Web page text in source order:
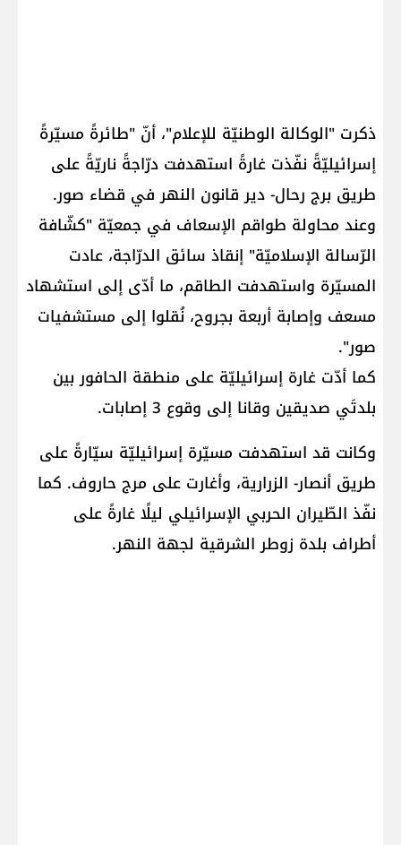
ذكرت "الوكالة الوطنيّة للإعلام"، أنّ "طائرةً مسيّرةً
إسرائيليّةً نفّذت غارةً استهدفت درّاجةً ناريّةً على
طريق برج رحال- دير قانون النهر في قضاء صور.
وعند محاولة طواقم الإسعاف في جمعيّة "كشّافة
الرّسالة الإسلاميّة" إنقاذ سائق الدرّاجة، عادت
المسيّرة واستهدفت الطاقم، ما أدّى إلى استشهاد
مسعف وإصابة أربعة بجروح، نُقلوا إلى مستشفيات
صور".
كما أدّت غارة إسرائيليّة على منطقة الحافور بين
بلدتَي صديقين وقانا إلى وقوع 3 إصابات.
وكانت قد استهدفت مسيّرة إسرائيليّة سيّارةً على
طريق أنصار- الزرارية، وأغارت على مرج حاروف. كما
نفّذ الطّيران الحربي الإسرائيلي ليلًا غارةً على
أطراف بلدة زوطر الشرقية لجهة النهر.